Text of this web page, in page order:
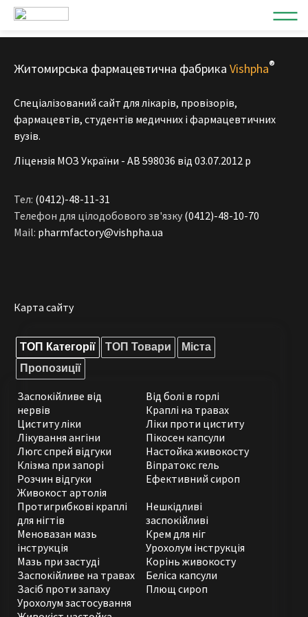
Житомирська фармацевтична фабрика Vishpha®
Спеціалізований сайт для лікарів, провізорів,
фармацевтів, студентів медичних і фармацевтичних
вузів.
Ліцензія МОЗ України - АВ 598036 від 03.07.2012 р
Тел: (0412)-48-11-31
Телефон для цілодобового зв'язку (0412)-48-10-70
Mail: pharmfactory@vishpha.ua
Карта сайту
ТОП Категорії ТОП Товари
Міста
Пропозиції
Заспокійливе від
нервів
Циститу ліки
Лікування ангіни
Люгс спрей відгуки
Клізма при запорі
Розчин відгуки
Живокост артолія
Від болі в горлі
Краплі на травах
Ліки проти циститу
Пікосен капсули
Настойка живокосту
Віпратокс гель
Ефективний сироп
Протигрибкові краплі
для нігтів
Меновазан мазь
інструкція
Мазь при застуді
Заспокійливе на травах
Засіб проти запаху
Урохолум застосування
Нешкідливі
заспокійливі
Крем для ніг
Урохолум інструкція
Корінь живокосту
Беліса капсули
Плющ сироп